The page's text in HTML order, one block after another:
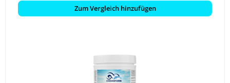
Zum Vergleich hinzufügen